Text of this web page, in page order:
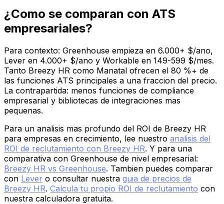
¿Como se comparan con ATS
empresariales?
Para contexto: Greenhouse empieza en 6.000+ $/ano,
Lever en 4.000+ $/ano y Workable en 149-599 $/mes.
Tanto Breezy HR como Manatal ofrecen el 80 %+ de
las funciones ATS principales a una fraccion del precio.
La contrapartida: menos funciones de compliance
empresarial y bibliotecas de integraciones mas
pequenas.
Para un analisis mas profundo del ROI de Breezy HR
para empresas en crecimiento, lee nuestro analisis del
ROI de reclutamiento con Breezy HR. Y para una
comparativa con Greenhouse de nivel empresarial:
Breezy HR vs Greenhouse. Tambien puedes comparar
con Lever o consultar nuestra guia de precios de
Breezy HR. Calcula tu propio ROI de reclutamiento con
nuestra calculadora gratuita.